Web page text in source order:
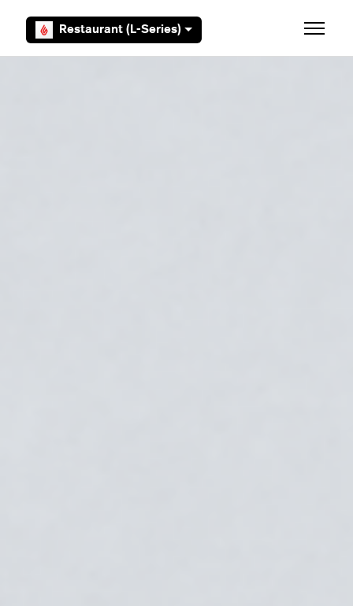
Restaurant (L-Series) Ouvrir/